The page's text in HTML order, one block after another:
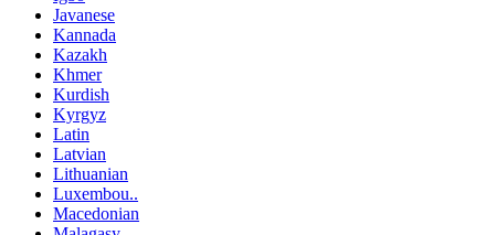
Javanese
Kannada
Kazakh
Khmer
Kurdish
Kyrgyz
Latin
Latvian
Lithuanian
Luxembou..
Macedonian